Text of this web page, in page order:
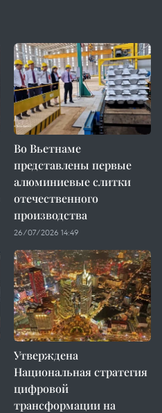
Во Вьетнаме
представлены первые
алюминиевые слитки
отечественного
производства
26/07/2026 14:49
Утверждена
Национальная стратегия
цифровой
трансформации на